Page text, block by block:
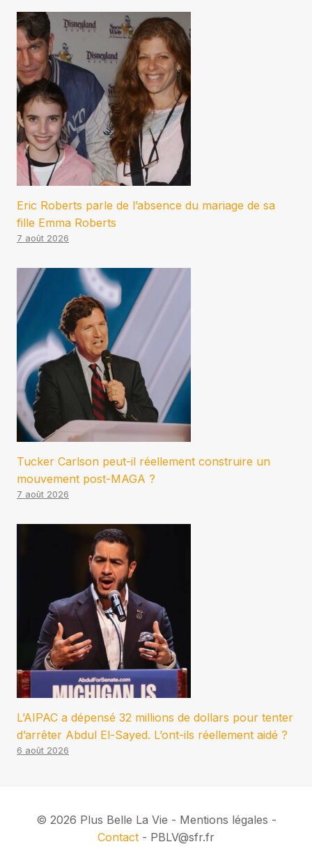
Eric Roberts parle de l’absence du mariage de sa
fille Emma Roberts
7 août 2026
Tucker Carlson peut-il réellement construire un
mouvement post-MAGA ?
7 août 2026
L’AIPAC a dépensé 32 millions de dollars pour tenter
d’arrêter Abdul El-Sayed. L’ont-ils réellement aidé ?
6 août 2026
© 2026 Plus Belle La Vie - Mentions légales -
Contact - PBLV@sfr.fr